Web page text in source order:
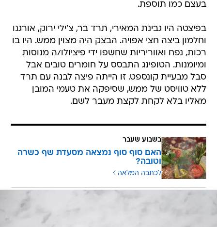
בעצם כמו תוספת.
בפיצטה היו גבינת המאירי, תרד בר, צ'ילי ירוק, אורגנו
וחלמון ביצה חצי אפויה. הבצק היה מצוין ממש. היו בו
רכות, נפח ואווריריות שחשפו ידי פיציולו/ה מנוסות
ומיומנות. הטופינג התבסס על חומרים טובים אבל
סבל מבעיית קונספט. זו הייתה פיצה לבנה עם תרד
ללא טוויסט של ממש, שסיפקה את טעמי המובן
מאליו בלא לקחת לקצת מעבר לשם.
בשבוע שעבר
האם סוף סוף נמצאה מסעדת שף כשרה
וטובה?
לכתבה המלאה